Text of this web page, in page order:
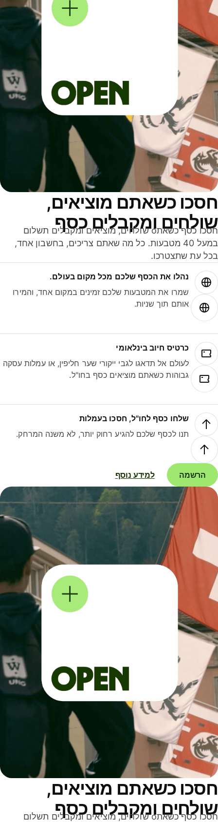
כשאתם מוציאים,
ומקבלים כסף
חסכו כסף כשאתo שולחים, מוציאים ומקבלים תשלום
במעל 40 מטבעות. כל מה שאתם צריכים, בחשבון אחד,
עת שתצטרכו.
נהלו את הכסף שלכם מכל מקום בעולם.
שמרו את המטבעות שלכם זמינים במקום אחד, והמירו
אותם תוך שניות.
כרטיס חיוב בינלאומי
לעולם אל תדאגו לגבי ייקורי שער חליפין, או עמלות עסקה
גבוהות כשאתם מוציאים כסף בחו"ל.
שלחו כסף לחו"ל, חסכו בעמלות
תנו לכסף שלכם להגיע רחוק יותר, לא משנה המרחק.
הרשמה למידע נוסף
כשאתם מוציאים,
ומקבלים כסף
חסכו כסף כשאתo שולחים, מוציאים ומקבלים תשלום